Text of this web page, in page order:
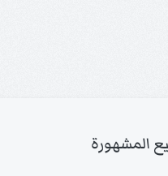
المشهورة